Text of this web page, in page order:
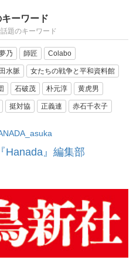
ーワード
題のキーワード
乃 師匠 Colabo
水脈 女たちの戦争と平和資料館
石破茂 朴元淳 黄虎男
挺対協 正義連 赤石千衣子
』編集部